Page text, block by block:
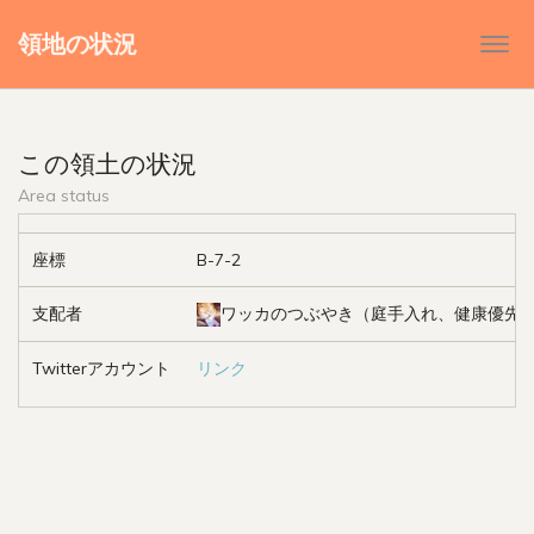
領地の状況
この領土の状況
Area status
座標 B-7-2
支配者 ワッカのつぶやき（庭手入れ、健康優先
Twitterアカウント リンク